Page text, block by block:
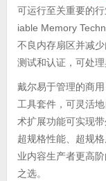
可运行至关重要的
iable Memory
不良内存扇区并减
测试和认证，可处理
戴尔易于管理的商
工具套件，可灵活
术扩展功能可实现
超规格性能、超规
业内容生产者更高
之选。